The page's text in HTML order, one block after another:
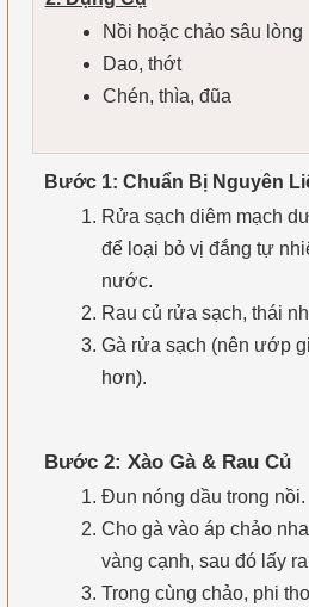
Nồi hoặc chảo sâu lòng
Dao, thớt
Chén, thìa, đũa
Bước 1: Chuẩn Bị Nguyên
Rửa sạch diêm mạch
để loại bỏ vị đắng tự
nước.
Rau củ rửa sạch, thái
Gà rửa sạch (nên ướp
hơn).
Bước 2: Xào Gà & Rau Củ
Đun nóng dầu trong nồi.
Cho gà vào áp chảo
vàng cạnh, sau đó lấy
Trong cùng chảo, phi